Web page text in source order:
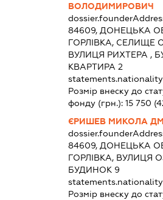
ВОЛОДИМИРОВИЧ
84609, ДОНЕЦЬКА
ГОРЛІВКА, СЕЛИЩЕ
ВУЛИЦЯ РИХТЕРА ,
КВАРТИРА 2
Розмір внеску до
фонду (грн.): 15 750
ЄРИШЕВ МИКОЛА
84609, ДОНЕЦЬКА
ГОРЛІВКА, ВУЛИЦЯ
БУДИНОК 9
Розмір внеску до